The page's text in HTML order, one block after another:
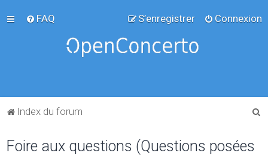
FAQ Connexion
S’enregistrer
Index du forum
Foire aux questions (Questions posées